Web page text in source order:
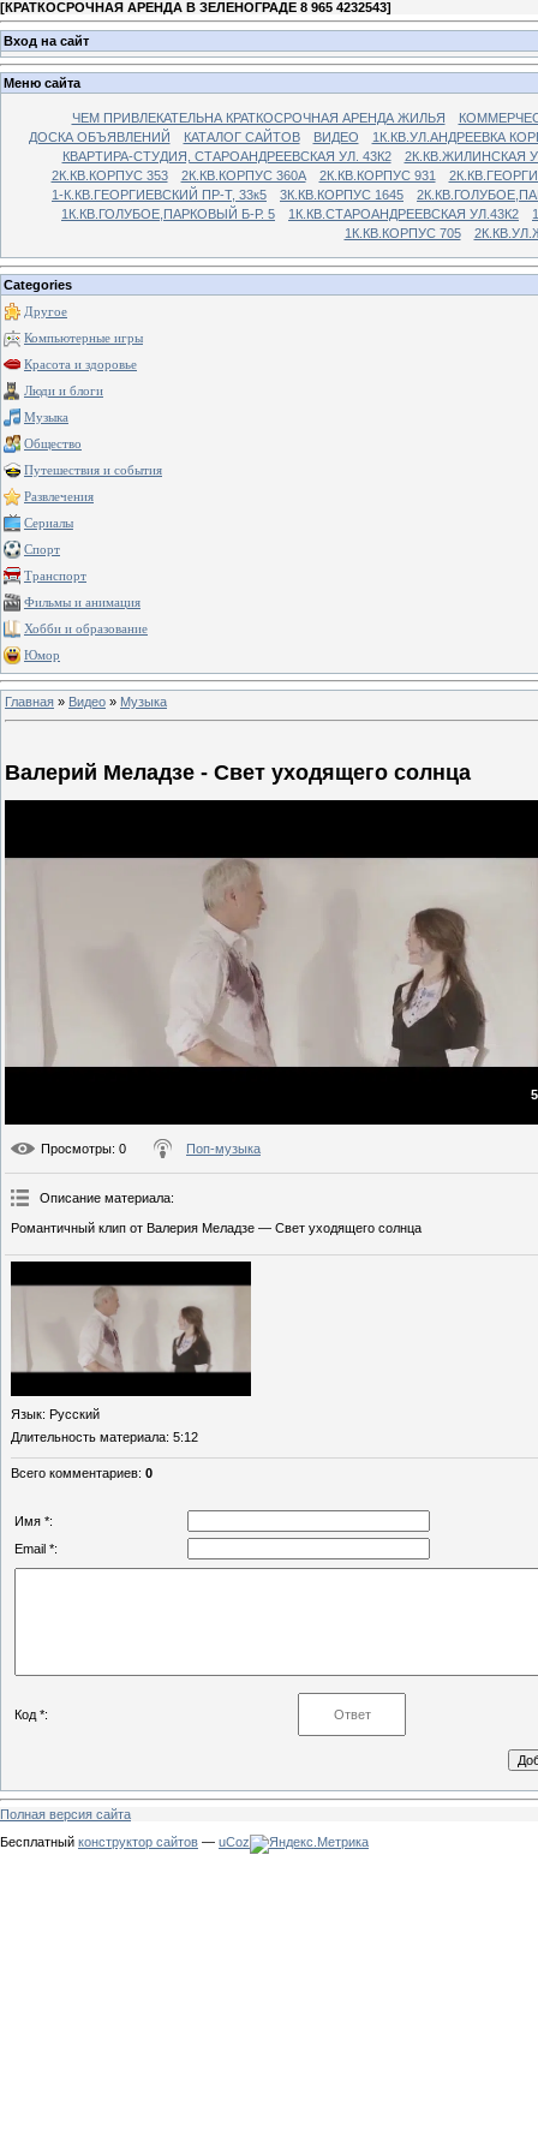
[КРАТКОСРОЧНАЯ АРЕНДА В ЗЕЛЕНОГРАДЕ 8 965 4232543]
Вход на сайт
Меню сайта
ЧЕМ ПРИВЛЕКАТЕЛЬНА КРАТКОСРОЧНАЯ АРЕНДА ЖИЛЬЯ
ДОСКА ОБЪЯВЛЕНИЙ
КАТАЛОГ САЙТОВ ВИДЕО
1К.КВ.УЛ.АНДРЕЕВКА
КВАРТИРА-СТУДИЯ, СТАРОАНДРЕЕВСКАЯ УЛ. 43К2
2К.КВ.ЖИЛИНСКАЯ
2К.КВ.КОРПУС 353
2К.КВ.КОРПУС 360А 2К.КВ.КОРПУС 931
1-К.КВ.ГЕОРГИЕВСКИЙ ПР-Т, 33к5
3К.КВ.КОРПУС 1645
1К.КВ.ГОЛУБОЕ,ПАРКОВЫЙ Б-Р. 5
1К.КВ.СТАРОАНДРЕЕВСКАЯ УЛ.43К2
1К.КВ.КОРПУС 705
Categories
Другое
Компьютерные игры
Красота и здоровье
Люди и блоги
Музыка
Общество
Путешествия и события
Развлечения
Сериалы
Спорт
Транспорт
Фильмы и анимация
Хобби и образование
Юмор
Главная » Видео » Музыка
Валерий Меладзе - Свет уходящего солнца
Просмотры: 0 Поп-музыка
Описание материала:
Романтичный клип от Валерия Меладзе — Свет уходящего солнца
Язык: Русский
Длительность материала: 5:12
Всего комментариев: 0
Имя *:
Email *:
Код *:
Полная версия сайта
Бесплатный конструктор сайтов — uCoz